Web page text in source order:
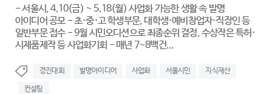
- 서울시, 4.10(금) ~ 5.18(월) 사업화 가능한 생활 속 발명
아이디어 공모 - 초·중·고 학생부문, 대학생·예비창업자·직장인 등
일반부문 접수 - 9월 시민오디션으로 최종순위 결정, 수상작은 특허·
시제품제작 등 사업화기회 - 매년 7~8백건...
경진대회 발명아이디어 사업화 서울시민 지식재산
컨설팅